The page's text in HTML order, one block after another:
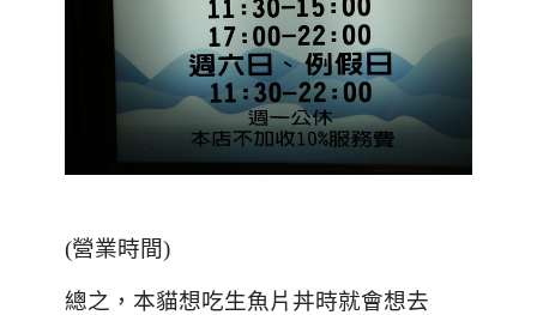
(營業時間)
總之，本貓想吃生魚片丼時就會想去